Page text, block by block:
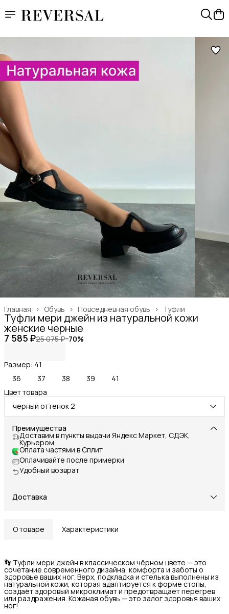
Туфли
Повседневная обувь ›
Обувь ›
Главная ›
Туфли мери джейн из натуральной кожи
женские черные
7 585 ₽25 075 ₽−70%
Размер: 41
36
37 38 39
41
Цвет товара
черный оттенок 2
Преимущества
Доставим в пункты выдачи Яндекс Маркет, СДЭК,
Курьером
Оплата частями в Сплит
Оплачивайте после примерки
Удобный возврат
Доставка
О товаре Характеристики
👣 Туфли мери джейн в классическом чёрном цвете — это
сочетание современного дизайна, комфорта и заботы о
здоровье ваших ног. Верх, подкладка и стелька выполнены из
натуральной кожи, которая адаптируется к форме стопы,
создаёт здоровый микроклимат и предотвращает перегрев
или раздражения. Кожаная обувь — это залог здоровья ваших
ног!